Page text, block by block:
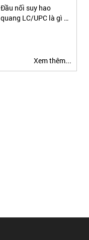
Đầu nối suy hao
quang LC/UPC là gì ?
Xem thêm...